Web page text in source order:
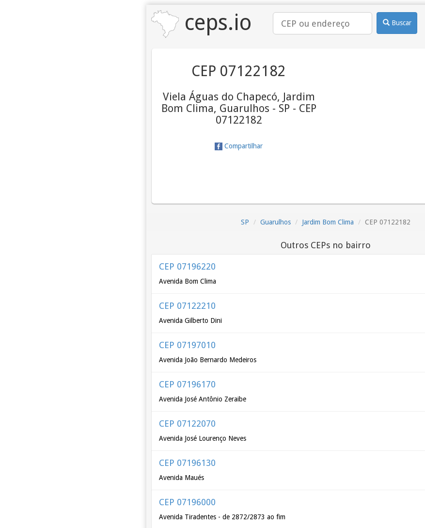
ceps.io Buscar
CEP 07122182
Viela Águas do Chapecó, Jardim
Bom Clima, Guarulhos - SP - CEP
07122182
Compartilhar
SP Guarulhos Jardim Bom Clima CEP 07122182
Outros CEPs no bairro
CEP 07196220
Avenida Bom Clima
CEP 07122210
Avenida Gilberto Dini
CEP 07197010
Avenida João Bernardo Medeiros
CEP 07196170
Avenida José Antônio Zeraibe
CEP 07122070
Avenida José Lourenço Neves
CEP 07196130
Avenida Maués
CEP 07196000
Avenida Tiradentes - de 2872/2873 ao fim